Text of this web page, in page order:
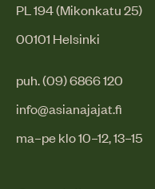
PL 194 (Mikonkatu 25)
00101 Helsinki
puh. (09) 6866 120
info@asianajajat.fi
ma–pe klo 10–12, 13–15